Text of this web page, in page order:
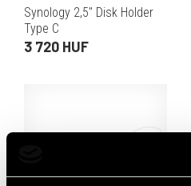
Synology 2,5" Disk Holder
Type C
3 720 HUF